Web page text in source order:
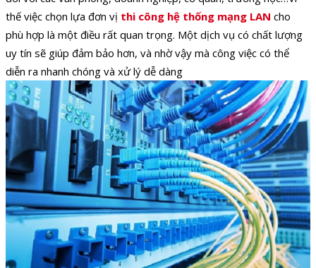
thế việc chọn lựa đơn vị thi công hệ thống mạng LAN cho
phù hợp là một điều rất quan trọng. Một dịch vụ có chất lượng
uy tín sẽ giúp đảm bảo hơn, và nhờ vậy mà công việc có thể
diễn ra nhanh chóng và xử lý dễ dàng